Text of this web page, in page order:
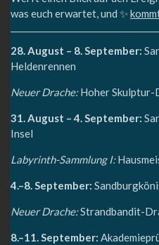
was euch erwartet, und ✨
28. August – 8. September:
Heldenrennen
Neuer Drache:Hoher Skulptur-
31. August – 4. September:
Insel
Labyrinth-Sammlung I:
4.–8. September:
Neuer Drache:Strandbandit-
8.–11. September: